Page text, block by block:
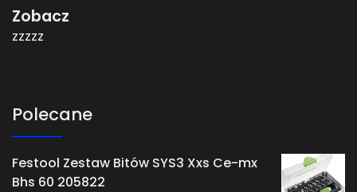
Zobacz
zzzzz
Polecane
Festool Zestaw Bitów SYS3 Xxs Ce-mx
Bhs 60 205822